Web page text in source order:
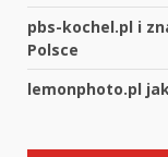
pbs-kochel.pl i
Polsce
lemonphoto.pl